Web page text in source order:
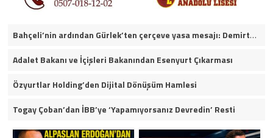
Bahçeli’nin ardından Gürlek’ten çerçeve yasa mesajı: Demirtaş ve Ahmet Özer yararlanamayacak
Adalet Bakanı ve İçişleri Bakanından Esenyurt Çıkarması
Özyurtlar Holding’den Dijital Dönüşüm Hamlesi
Togay Çoban’dan İBB’ye ‘Yapamıyorsanız Devredin’ Resti